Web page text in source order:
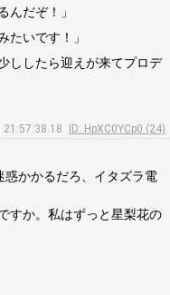
んだぞ！」
いです！」
ししたら迎えが来てプロデ
ID: HpXC0YCp0 (24)
惑かかるだろ、イタズラ電
すか。私はずっと星梨花の